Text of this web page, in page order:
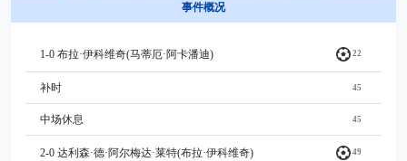
事件概况
1-0 布拉·伊科维奇(马蒂厄·阿卡潘迪) 22
补时 45
中场休息 45
2-0 达利森·德·阿尔梅达·莱特(布拉·伊科维奇) 49